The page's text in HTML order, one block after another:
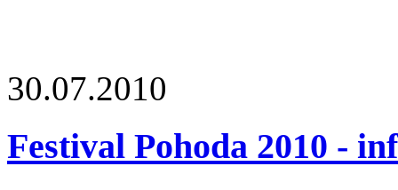
30.07.2010
Festival Pohoda 2010 -